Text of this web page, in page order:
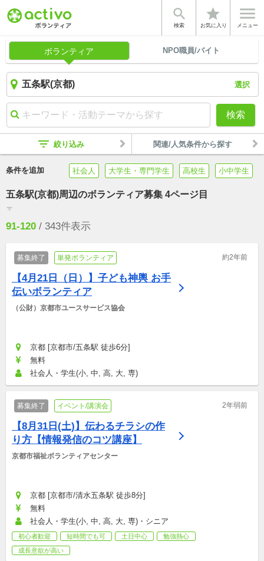

検索
star
お気に入り

メニュー
ボランティア NPO職員/バイト
選択
検索
filter_list 絞り込み 関連/人気条件から探す
条件を追加 社会人 大学生・専門学生 高校生 小中学生
五条駅(京都)周辺のボランティア募集 4ページ目
filter_list
91-120 / 343件表示
募集終了 単発ボランティア 約2年前
【4月21日（日）】子ども神輿 お手
伝いボランティア
（公財）京都市ユースサービス協会
京都 [京都市/五条駅 徒歩6分]
無料
社会人・学生(小, 中, 高, 大, 専)
募集終了 イベント/講演会 2年弱前
【8月31日(土)】伝わるチラシの作
り方【情報発信のコツ講座】
京都市福祉ボランティアセンター
京都 [京都市/清水五条駅 徒歩8分]
無料
社会人・学生(小, 中, 高, 大, 専)・シニア
初心者歓迎 短時間でも可 土日中心
勉強熱心
成長意欲が高い